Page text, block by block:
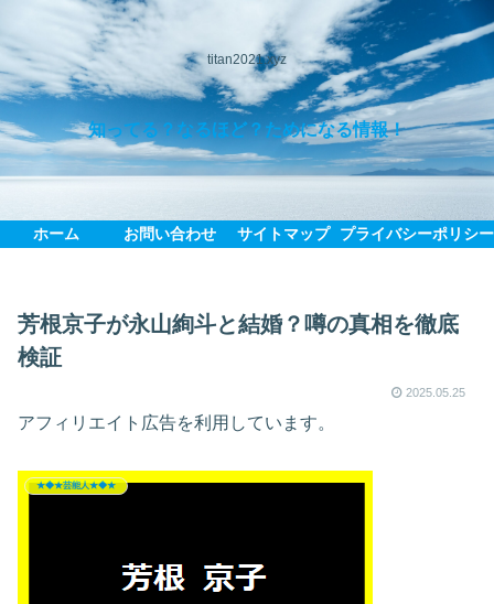
titan2021.xyz
知ってる？なるほど？ためになる情報！
ホーム お問い合わせ サイトマップ プライバシーポリシー
芳根京子が永山絢斗と結婚？噂の真相を徹底
検証
2025.05.25
アフィリエイト広告を利用しています。
★◆★芸能人★◆★